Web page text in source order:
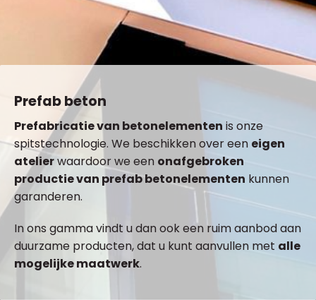
Prefab beton
Prefabricatie van betonelementen is onze
spitstechnologie. We beschikken over een eigen
atelierwaardoor we een onafgebroken
productie van prefab betonelementen kunnen
garanderen.
In ons gamma vindt u dan ook een ruim aanbod aan
duurzame producten, dat u kunt aanvullen met alle
mogelijke maatwerk.